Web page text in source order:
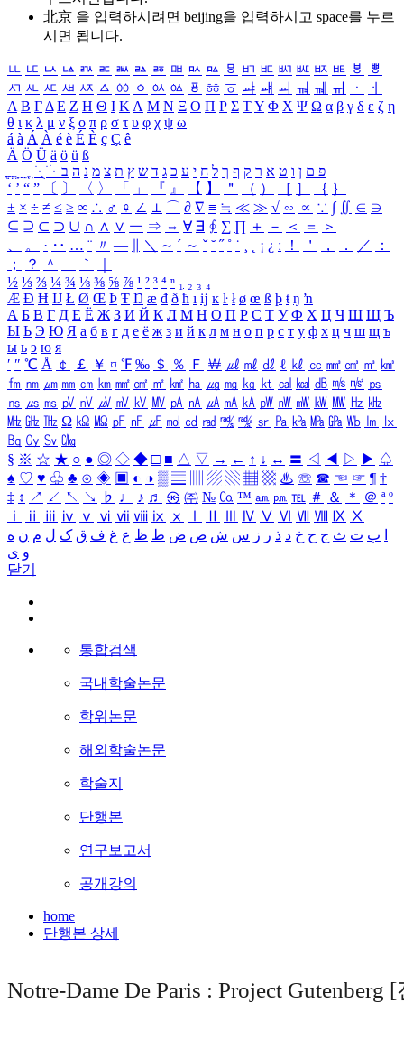
北京 을 입력하시려면 beijing을 입력하시고 space를 누르
시면 됩니다.
ㅥ ㅦ ㅧ ㅨ ㅩ ㅪ ㅫ ㅬ ㅭ ㅮ ㅯ ㅰ ㅱ ㅲ ㅳ ㅴ ㅵ ㅶ ㅷ ㅸ
ㅹ
ㅺ ㅻ ㅼ ㅽ ㅾ ㅿ ㆀ ㆁ ㆂ ㆃ ㆄ ㆅ ㆆ ㆇ ㆈ ㆉ ㆊ ㆋ ㆌ ㆍ
ㆎ
Α Β ΓΔ Ε Ζ Η Θ Ι ΚΛ Μ Ν Ξ Ο Π Ρ Σ ΤΥ Φ Χ Ψ Ω α β γ δ ε ζ η
θ ι κ λ μ ν ξ ο π ρ σ τ υ φ χ ψ ω
á à Á À é è É È ç Ç ê
Ä Ö Ü ä ö ü ß
ִֶֹ ֻּ ׁׂ פ ם ן ו ט א ר ק ף ך ל ח י ע כ ג ד ש ץ ת צ מ נ ה ב
‘ ’ “ ” 〔 〕 〈 〉 「 」 『 』 【 】 ＂ （ ） ［ ］ ｛ ｝
± × ÷ ≠ ≤ ≥ ∞ ∴ ♂ ♀ ∠ ⊥ ⌒ ∂ ∇ ≡ ≒ ≪ ≫ √ ∽ ∝ ∵ ∫ ∬ ∈ ∋
⊆ ⊇ ⊂ ⊃ ∪ ∩ ∧ ∨ ￢ ⇒ ⇔ ∀ ∃ ∮ ∑ ∏ ＋ － ＜ ＝
＞
、
。 · ‥ … ¨ 〃 ― ＼ ∼ ´ ～ ˇ ˘ ˝ ˚ ˙ ¸ ¡ ¿ ː ！ ＇ ， ． ／
：
；
？ ＾ ｀
½ ⅓ ⅔ ¼ ¾ ⅛ ⅜ ⅝ ⅞ ¹ ² ³ ⁴ ⁿ ₁ ₂ ₃ ₄
Æ Ð Ħ Ĳ Ł Ø Œ Þ Ŧ Ŋ æ đ ð ħ ı ĳ ĸ ŀ ł ø œ ß þ ŧ ŋ ŉ
А Б В Г Д Е Ё Ж З И Й К Л М Н О П Р С Т У Ф Х Ц Ч Ш Щ Ъ
Ы Ь Э Ю Я а б в г д е ё ж з и й к л м н о п р с т у ф х ц ч ш щ ъ
ы ь э ю я
′ ″ ℃ Å ￠ ￡ ￥ ¤ ℉ ‰ ＄ ％ Ｆ ￦ ㎕ ㎖ ㎗ ℓ ㎘ ㏄ ㎣ ㎤ ㎥ ㎦
㎙ ㎚ ㎛ ㎜ ㎝ ㎞ ㎟ ㎠ ㎡ ㎢ ㏊ ㎍ ㎎ ㎏ ㏏ ㎈ ㎉ ㏈ ㎧ ㎨ ㎰
㎱ ㎲ ㎳ ㎴ ㎵ ㎶ ㎷ ㎸ ㎹ ㎀ ㎁ ㎂ ㎃ ㎄ ㎺ ㎻ ㎽ ㎾ ㎿ ㎐ ㎑
㎒ ㎓ ㎔ Ω ㏀ ㏁ ㎊ ㎋ ㎌ ㏖ ㏅ ㎭ ㎮ ㎯ ㏛ ㎩ ㎪ ㎫ ㎬ ㏝ ㏐
㏓
㏃ ㏉ ㏜ ㏆
§ ※ ☆ ★ ○ ● ◎ ◇ ◆ □ ■ △ ▽ → ← ↑ ↓ ↔ 〓 ◁ ◀ ▷ ▶ ♤
♠ ♡ ♥ ♧ ♣ ⊙ ◈ ▣ ◐ ◑ ▒ ▤ ▨ ▧ ▦ ▩ ♨ ☏ ☎ ☜ ☞ ¶ †
‡ ↕ ↗ ↙ ↖ ↘ ♭ ♩ ♪ ♬ ㉿ ㈜ № ㏇ ™ ㏂ ㏘ ℡ ＃ ＆ ＊ ＠ ª º
ⅰ
ⅱ ⅲ ⅳ ⅴ ⅵ ⅶ ⅷ ⅸ ⅹ Ⅳ Ⅴ Ⅵ Ⅶ Ⅷ Ⅸ Ⅹ
ب ت ث ج ح خ د ذ ر ز س ش ص ض ط ظ ع غ ف ق ک ل م ن ه
و ی
닫기
통합검색
국내학술논문
학위논문
해외학술논문
학술지
단행본
연구보고서
공개강의
home
단행본 상세
Notre-Dame De Paris : Project Gutenberg